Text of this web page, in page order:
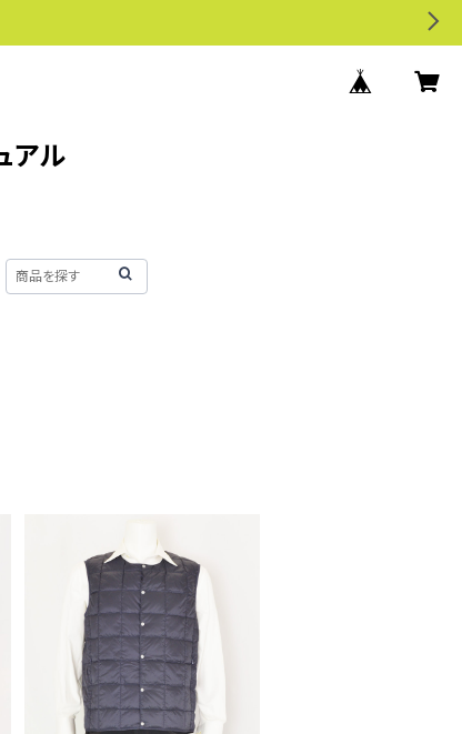
アル